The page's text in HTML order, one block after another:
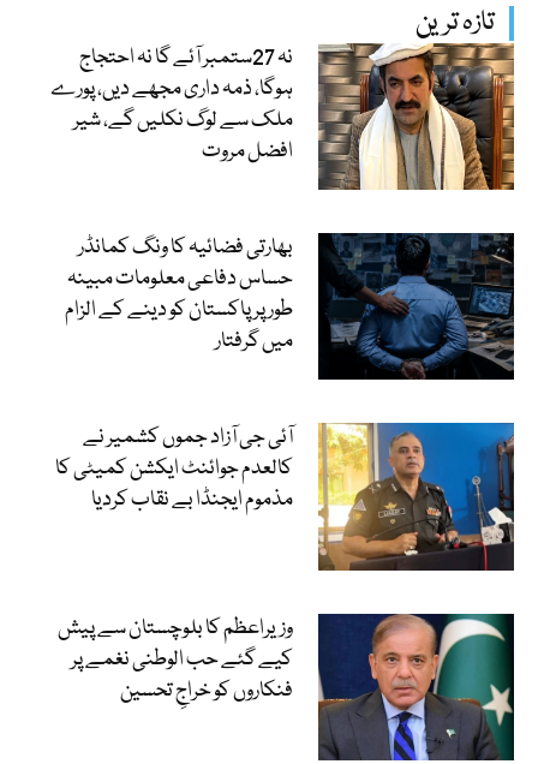
تازہ ترین
نہ 27ستمبر آئے گا نہ احتجاج
ہوگا، ذمہ داری مجھے دیں، پورے
ملک سے لوگ نکلیں گے، شیر
افضل مروت
بھارتی فضائیہ کا ونگ کمانڈر
حساس دفاعی معلومات مبینہ
طور پر پاکستان کو دینے کے الزام
میں گرفتار
آئی جی آزاد جموں کشمیر نے
کالعدم جوائنٹ ایکشن کمیٹی کا
مذموم ایجنڈا بے نقاب کردیا
وزیراعظم کا بلوچستان سے پیش
کیے گئے حب الوطنی نغمے پر
فنکاروں کو خراجِ تحسین